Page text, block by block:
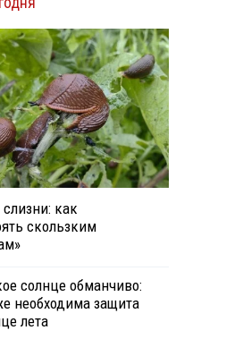
как
скользким
солнце обманчиво:
необходима защита
лета